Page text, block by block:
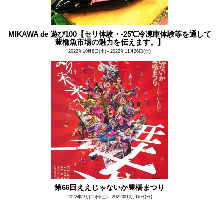
MIKAWA de 遊び100【セリ体験・-25℃冷凍庫体験等を通して
豊橋魚市場の魅力を伝えます。】
2022年10月8日(土)～2022年11月26日(土)
第66回ええじゃないか豊橋まつり
2022年10月15日(土)～2022年10月16日(日)